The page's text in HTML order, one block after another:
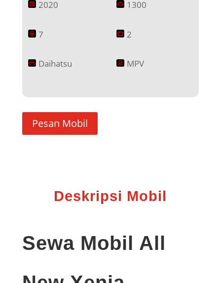
2020 1300
7 2
Daihatsu MPV
Pesan Mobil
Deskripsi Mobil
Sewa Mobil All